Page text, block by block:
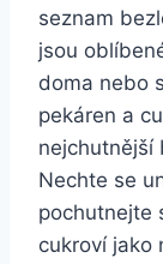
seznam
jsou
doma nebo
pekáren a
nejchutnější
Nechte se
pochutnejte
cukroví jako